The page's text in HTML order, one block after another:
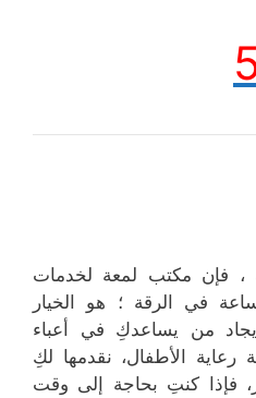
، فإن مكتب لمعة لخدمات
في الرقة ؛ هو الخيار
من يساعدكِ في أعباء
رعاية الأطفال، نقدمها لكِ
فإذا كنتِ بحاجة إلى وقت